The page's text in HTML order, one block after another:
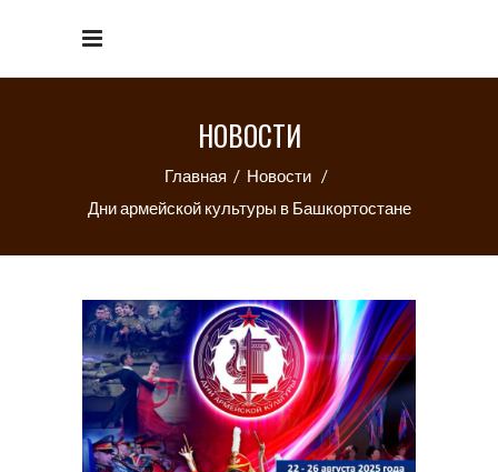
НОВОСТИ
Главная / Новости /
Дни армейской культуры в Башкортостане